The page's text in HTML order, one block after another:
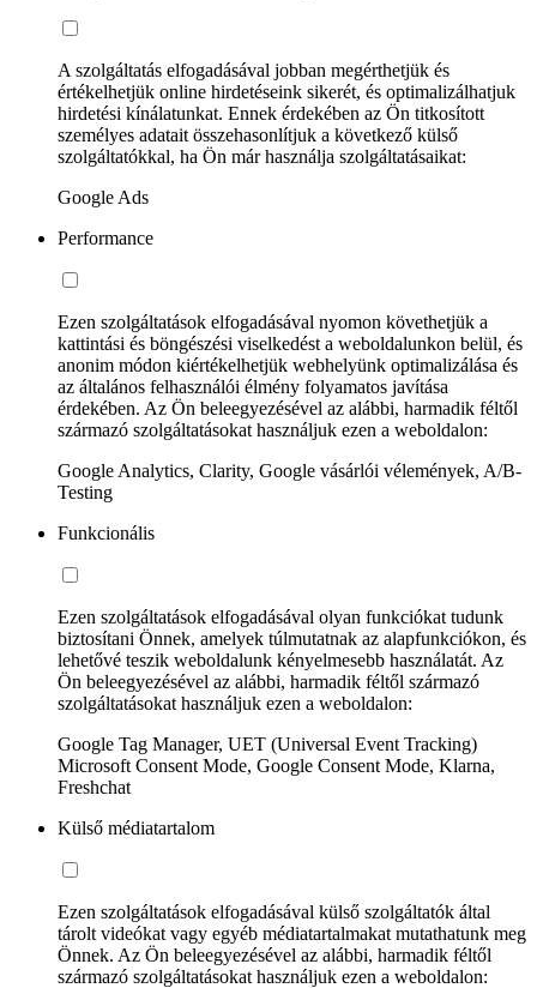
A szolgáltatás elfogadásával jobban megérthetjük és
értékelhetjük online hirdetéseink sikerét, és optimalizálhatjuk
hirdetési kínálatunkat. Ennek érdekében az Ön titkosított
személyes adatait összehasonlítjuk a következő külső
szolgáltatókkal, ha Ön már használja szolgáltatásaikat:
Google Ads
Performance
Ezen szolgáltatások elfogadásával nyomon követhetjük a
kattintási és böngészési viselkedést a weboldalunkon belül, és
anonim módon kiértékelhetjük webhelyünk optimalizálása és
az általános felhasználói élmény folyamatos javítása
érdekében. Az Ön beleegyezésével az alábbi, harmadik féltől
származó szolgáltatásokat használjuk ezen a weboldalon:
Google Analytics, Clarity, Google vásárlói vélemények, A/B-
Testing
Funkcionális
Ezen szolgáltatások elfogadásával olyan funkciókat tudunk
biztosítani Önnek, amelyek túlmutatnak az alapfunkciókon, és
lehetővé teszik weboldalunk kényelmesebb használatát. Az
Ön beleegyezésével az alábbi, harmadik féltől származó
szolgáltatásokat használjuk ezen a weboldalon:
Google Tag Manager, UET (Universal Event Tracking)
Microsoft Consent Mode, Google Consent Mode, Klarna,
Freshchat
Külső médiatartalom
Ezen szolgáltatások elfogadásával külső szolgáltatók által
tárolt videókat vagy egyéb médiatartalmakat mutathatunk meg
Önnek. Az Ön beleegyezésével az alábbi, harmadik féltől
származó szolgáltatásokat használjuk ezen a weboldalon: